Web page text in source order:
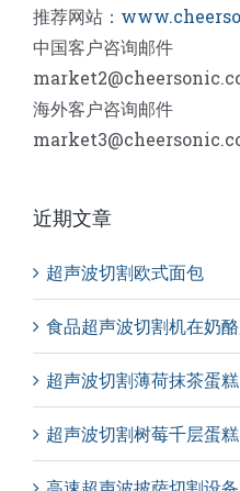
推荐网站：
中国客户咨询邮件
海外客户咨询邮件
近期文章
超声波切割欧式面包
食品超声波切割机在奶
超声波切割薄荷抹茶蛋糕
超声波切割树莓千层蛋糕